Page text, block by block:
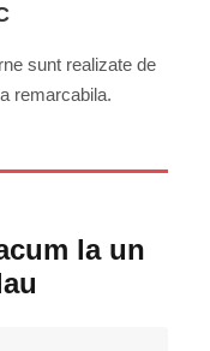
sunt realizate de
remarcabila.
la un